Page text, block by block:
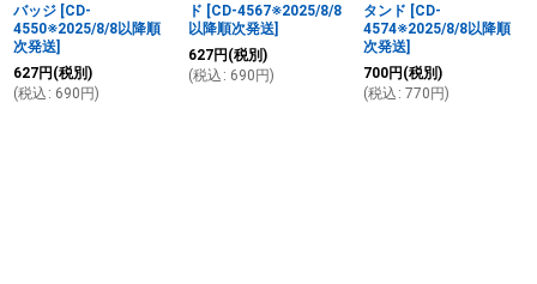
バッジ [CD-
4550※2025/8/8以降順
次発送]
627円 (税別)
(税込 : 690 円)
ド [CD-4567※2025/8/8
以降順次発送]
627円 (税別)
(税込 : 690 円)
タンド [CD-
4574※2025/8/8以降順
次発送]
700円 (税別)
(税込 : 770 円)